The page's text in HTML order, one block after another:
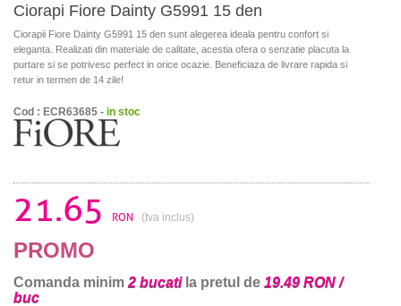
Ciorapi Fiore Dainty G5991 15 den
Ciorapii Fiore Dainty G5991 15 den sunt alegerea ideala pentru confort si
eleganta. Realizati din materiale de calitate, acestia ofera o senzatie placuta la
purtare si se potrivesc perfect in orice ocazie. Beneficiaza de livrare rapida si
retur in termen de 14 zile!
Cod : ECR63685 - in stoc
21.65 RON (tva inclus)
PROMO
Comanda minim 2 bucatila pretul de 19.49 RON /
buc